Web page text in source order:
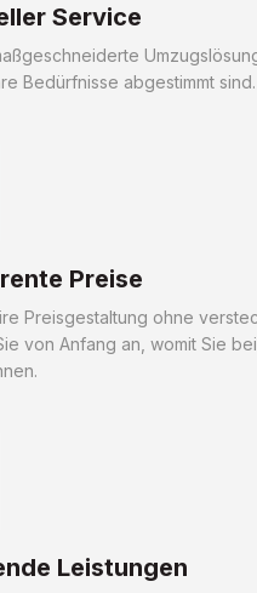
Service
Bedürfnisse abgestimmt sind.
Preise
Preisgestaltung ohne
von Anfang an, womit Sie
Leistungen